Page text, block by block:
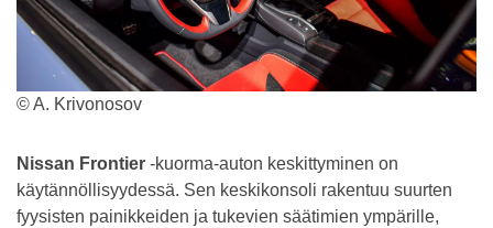
© A. Krivonosov
Nissan Frontier -kuorma-auton keskittyminen on
käytännöllisyydessä. Sen keskikonsoli rakentuu suurten
fyysisten painikkeiden ja tukevien säätimien ympärille,